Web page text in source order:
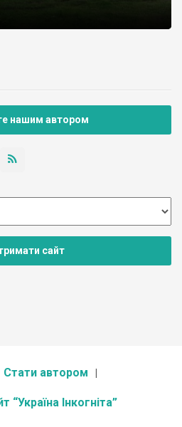
нашим автором
сайт
Стати автором
“Україна Інкогніта”